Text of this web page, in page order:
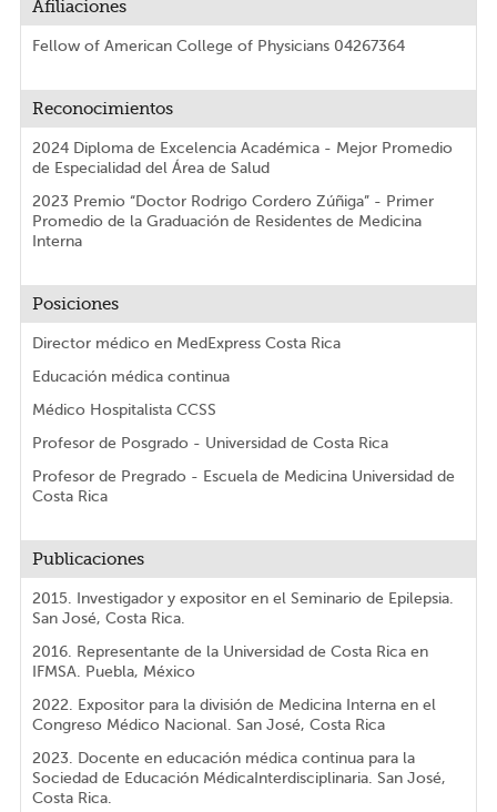
Afiliaciones
Fellow of American College of Physicians 04267364
Reconocimientos
2024 Diploma de Excelencia Académica - Mejor Promedio
de Especialidad del Área de Salud
2023 Premio “Doctor Rodrigo Cordero Zúñiga” - Primer
Promedio de la Graduación de Residentes de Medicina
Interna
Posiciones
Director médico en MedExpress Costa Rica
Educación médica continua
Médico Hospitalista CCSS
Profesor de Posgrado - Universidad de Costa Rica
Profesor de Pregrado - Escuela de Medicina Universidad de
Costa Rica
Publicaciones
2015. Investigador y expositor en el Seminario de Epilepsia.
San José, Costa Rica.
2016. Representante de la Universidad de Costa Rica en
IFMSA. Puebla, México
2022. Expositor para la división de Medicina Interna en el
Congreso Médico Nacional. San José, Costa Rica
2023. Docente en educación médica continua para la
Sociedad de Educación MédicaInterdisciplinaria. San José,
Costa Rica.